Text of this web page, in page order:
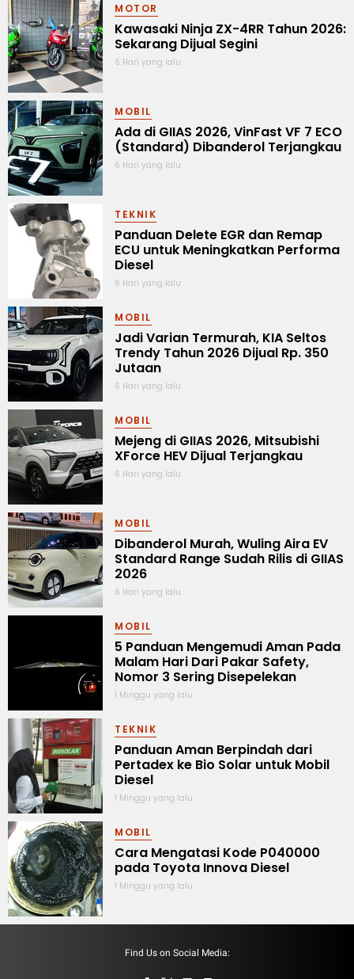
MOTOR
Kawasaki Ninja ZX-4RR Tahun 2026:
Sekarang Dijual Segini
6 Hari yang lalu
MOBIL
Ada di GIIAS 2026, VinFast VF 7 ECO
(Standard) Dibanderol Terjangkau
6 Hari yang lalu
TEKNIK
Panduan Delete EGR dan Remap
ECU untuk Meningkatkan Performa
Diesel
6 Hari yang lalu
MOBIL
Jadi Varian Termurah, KIA Seltos
Trendy Tahun 2026 Dijual Rp. 350
Jutaan
6 Hari yang lalu
MOBIL
Mejeng di GIIAS 2026, Mitsubishi
XForce HEV Dijual Terjangkau
6 Hari yang lalu
MOBIL
Dibanderol Murah, Wuling Aira EV
Standard Range Sudah Rilis di GIIAS
2026
6 Hari yang lalu
MOBIL
5 Panduan Mengemudi Aman Pada
Malam Hari Dari Pakar Safety,
Nomor 3 Sering Disepelekan
1 Minggu yang lalu
TEKNIK
Panduan Aman Berpindah dari
Pertadex ke Bio Solar untuk Mobil
Diesel
1 Minggu yang lalu
MOBIL
Cara Mengatasi Kode P040000
pada Toyota Innova Diesel
1 Minggu yang lalu
Find Us on Social Media: